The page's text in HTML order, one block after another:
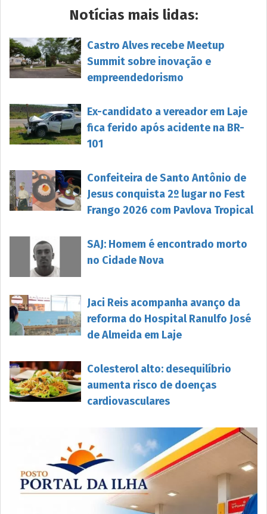
Notícias mais lidas:
Castro Alves recebe Meetup
Summit sobre inovação e
empreendedorismo
Ex-candidato a vereador em Laje
fica ferido após acidente na BR-
101
Confeiteira de Santo Antônio de
Jesus conquista 2º lugar no Fest
Frango 2026 com Pavlova Tropical
SAJ: Homem é encontrado morto
no Cidade Nova
Jaci Reis acompanha avanço da
reforma do Hospital Ranulfo José
de Almeida em Laje
Colesterol alto: desequilíbrio
aumenta risco de doenças
cardiovasculares